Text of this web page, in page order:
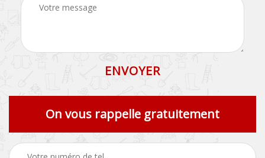
On vous rappelle gratuitement